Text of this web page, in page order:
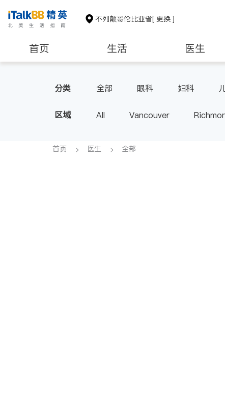
不列颠哥伦比亚省[ 更换 ]
首页 生活 医生
分类 全部 眼科 妇科
区域 All Vancouver
BC - Other Cities
首页 医生 全部